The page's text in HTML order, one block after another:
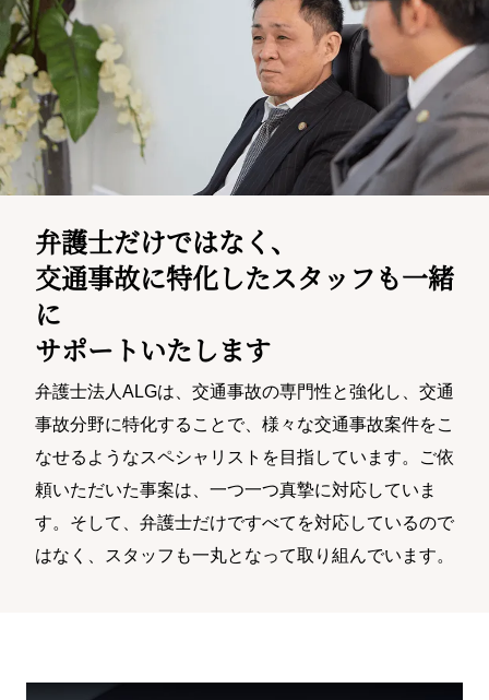
弁護士だけではなく、
交通事故に特化したスタッフも一緒
に
サポートいたします
弁護士法人ALGは、交通事故の専門性と強化し、交通
事故分野に特化することで、様々な交通事故案件をこ
なせるようなスペシャリストを目指しています。ご依
頼いただいた事案は、一つ一つ真摯に対応していま
す。そして、弁護士だけですべてを対応しているので
はなく、スタッフも一丸となって取り組んでいます。